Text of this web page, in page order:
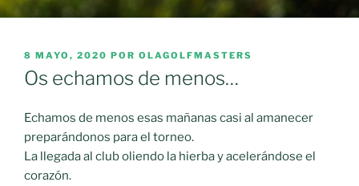
PUBLICADO
EL
8 MAYO, 2020 POR OLAGOLFMASTERS
Os echamos de menos…
Echamos de menos esas mañanas casi al amanecer
preparándonos para el torneo.
La llegada al club oliendo la hierba y acelerándose el
corazón.